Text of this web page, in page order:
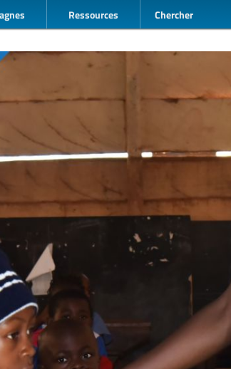
Ressources Chercher